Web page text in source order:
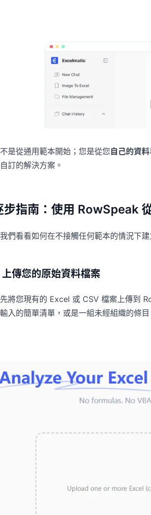
是從通用範本開始；您是從您自己的資料
訂的解決方案。
步指南：使用 RowSpeak
們看看如何在不接觸任何範本的情況下
上傳您的原始資料檔案
將您現有的 Excel 或 CSV 檔案上傳到
入的簡單清單，或是一組未經組織的條